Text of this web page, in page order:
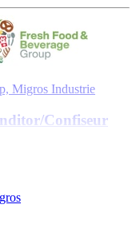
Migros Industrie
​Confiseur